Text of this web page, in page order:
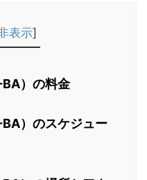
表示]
BA）の料金
）のスケジュー